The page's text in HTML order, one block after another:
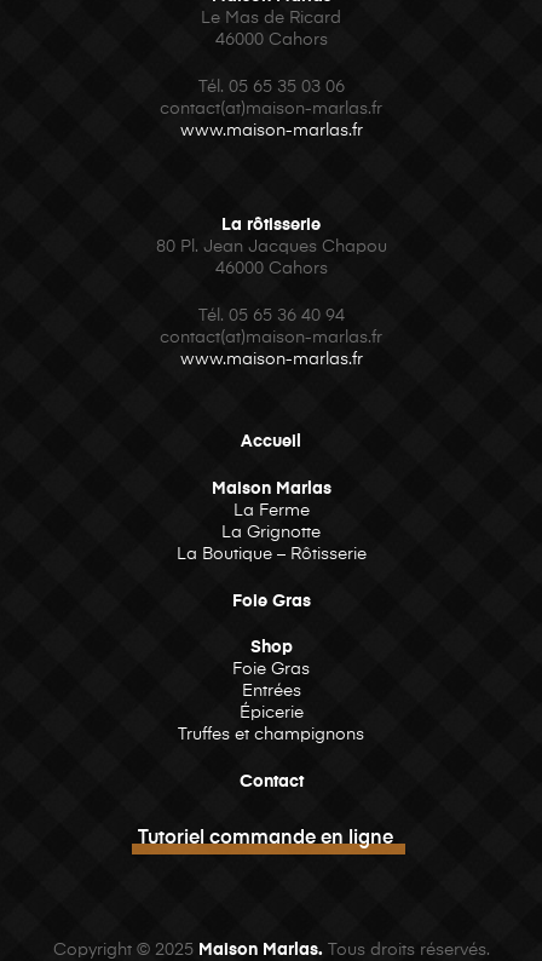
Le Mas de Ricard
46000 Cahors
Tél. 05 65 35 03 06
contact(at)maison-marlas.fr
www.maison-marlas.fr
La rôtisserie
80 Pl. Jean Jacques Chapou
46000 Cahors
Tél. 05 65 36 40 94
contact(at)maison-marlas.fr
www.maison-marlas.fr
Accueil
Maison Marlas
La Ferme
La Grignotte
La Boutique – Rôtisserie
Foie Gras
Shop
Foie Gras
Entrées
Épicerie
Truffes et champignons
Contact
Tutoriel commande en ligne
Copyright © 2025 Maison Marlas.Tous droits réservés.